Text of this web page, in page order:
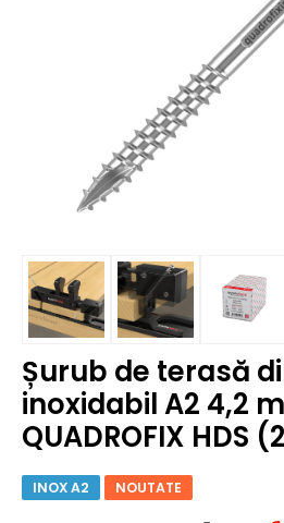
Șurub de terasă
inoxidabil A2 4,2
QUADROFIX HDS
INOX A2 NOUTATE